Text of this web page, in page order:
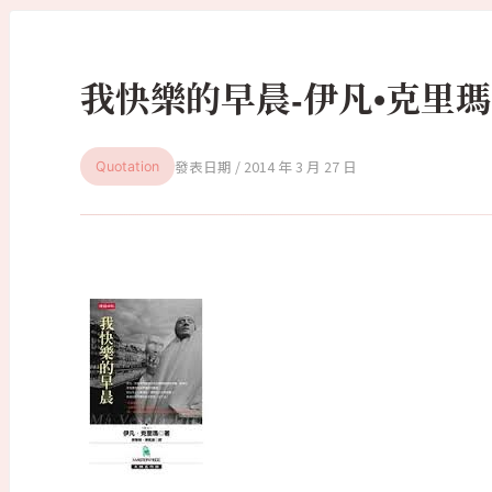
我快樂的早晨-伊凡•克里
Quotation 2014 年 3 月 27 日